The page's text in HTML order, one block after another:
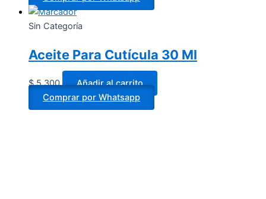
Sin Categoría
Aceite Para Cutícula 30 Ml
$5.300
Añadir al carrito
Comprar por Whatsapp